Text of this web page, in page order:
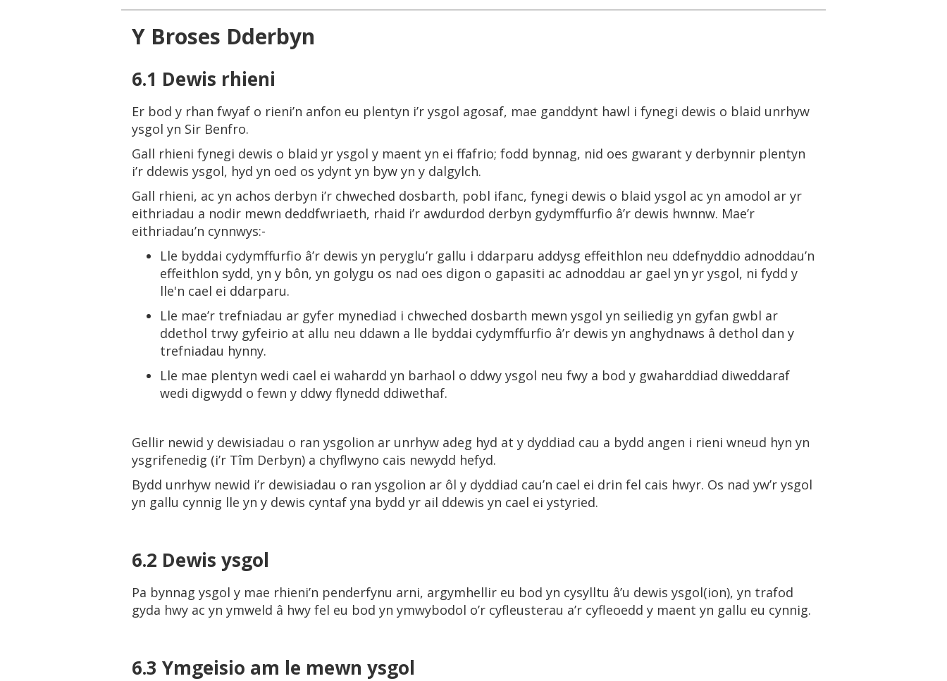
Y Broses Dderbyn
6.1 Dewis rhieni
Er bod y rhan fwyaf o rieni’n anfon eu plentyn i’r ysgol agosaf, mae ganddynt hawl i fynegi dewis o blaid unrhyw
ysgol yn Sir Benfro.
Gall rhieni fynegi dewis o blaid yr ysgol y maent yn ei ffafrio; fodd bynnag, nid oes gwarant y derbynnir plentyn
i’r ddewis ysgol, hyd yn oed os ydynt yn byw yn y dalgylch.
Gall rhieni, ac yn achos derbyn i’r chweched dosbarth, pobl ifanc, fynegi dewis o blaid ysgol ac yn amodol ar yr
eithriadau a nodir mewn deddfwriaeth, rhaid i’r awdurdod derbyn gydymffurfio â’r dewis hwnnw. Mae’r
eithriadau’n cynnwys:-
Lle byddai cydymffurfio â’r dewis yn peryglu’r gallu i ddarparu addysg effeithlon neu ddefnyddio adnoddau’n
effeithlon sydd, yn y bôn, yn golygu os nad oes digon o gapasiti ac adnoddau ar gael yn yr ysgol, ni fydd y
lle'n cael ei ddarparu.
Lle mae’r trefniadau ar gyfer mynediad i chweched dosbarth mewn ysgol yn seiliedig yn gyfan gwbl ar
ddethol trwy gyfeirio at allu neu ddawn a lle byddai cydymffurfio â’r dewis yn anghydnaws â dethol dan y
trefniadau hynny.
Lle mae plentyn wedi cael ei wahardd yn barhaol o ddwy ysgol neu fwy a bod y gwaharddiad diweddaraf
wedi digwydd o fewn y ddwy flynedd ddiwethaf.
Gellir newid y dewisiadau o ran ysgolion ar unrhyw adeg hyd at y dyddiad cau a bydd angen i rieni wneud hyn yn
ysgrifenedig (i’r Tîm Derbyn) a chyflwyno cais newydd hefyd.
Bydd unrhyw newid i’r dewisiadau o ran ysgolion ar ôl y dyddiad cau’n cael ei drin fel cais hwyr. Os nad yw’r ysgol
yn gallu cynnig lle yn y dewis cyntaf yna bydd yr ail ddewis yn cael ei ystyried.
6.2 Dewis ysgol
Pa bynnag ysgol y mae rhieni’n penderfynu arni, argymhellir eu bod yn cysylltu â’u dewis ysgol(ion), yn trafod
gyda hwy ac yn ymweld â hwy fel eu bod yn ymwybodol o’r cyfleusterau a’r cyfleoedd y maent yn gallu eu cynnig.
6.3 Ymgeisio am le mewn ysgol